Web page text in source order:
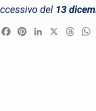
del 13
FacebookPinterestLinkedIn